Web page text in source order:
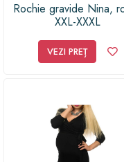
Rochie gravide Nina,
XXL-XXXL
VEZI PREȚ